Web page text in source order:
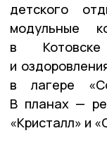
детского
модульные
в
и
в лагере
В планах —
«Кристалл» и